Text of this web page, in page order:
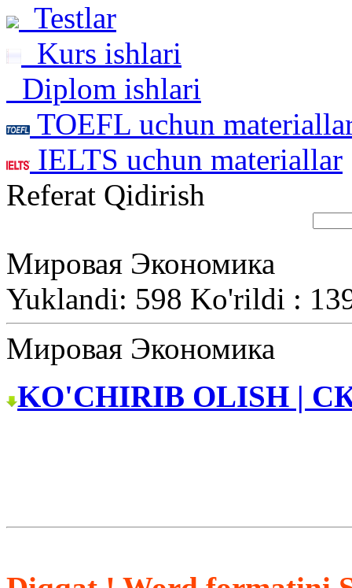
Testlar
Kurs ishlari
Diplom ishlari
TOEFL uchun
IELTS uchun materiallar
Referat Qidirish
Мировая Экономика
Yuklandi: 598 Ko'rildi :
Мировая Экономика
KO'CHIRIB OLISH |